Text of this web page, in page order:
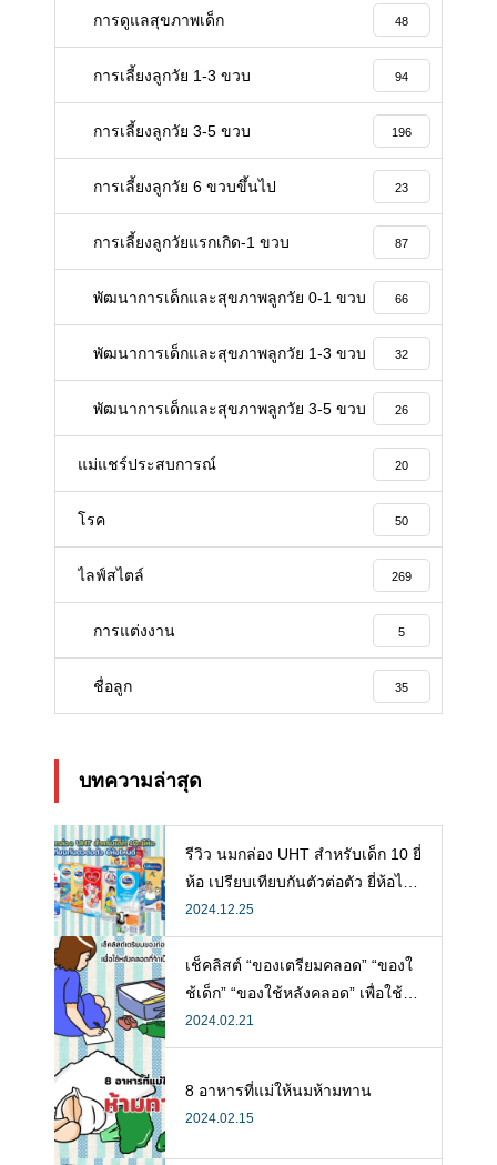
การดูแลสุขภาพเด็ก 48
การเลี้ยงลูกวัย 1-3 ขวบ 94
การเลี้ยงลูกวัย 3-5 ขวบ 196
การเลี้ยงลูกวัย 6 ขวบขึ้นไป 23
การเลี้ยงลูกวัยแรกเกิด-1 ขวบ 87
พัฒนาการเด็กและสุขภาพลูกวัย 0-1 ขวบ 66
พัฒนาการเด็กและสุขภาพลูกวัย 1-3 ขวบ 32
พัฒนาการเด็กและสุขภาพลูกวัย 3-5 ขวบ 26
แม่แชร์ประสบการณ์ 20
โรค 50
ไลฟ์สไตล์ 269
การแต่งงาน 5
ชื่อลูก 35
บทความล่าสุด
รีวิว นมกล่อง UHT สำหรับเด็ก 10 ยี่
ห้อ เปรียบเทียบกันตัวต่อตัว ยี่ห้อไห
นดี พร้อมแนะวิธีการเลือกนมกล่องใ
ห้ลูก
2024.12.25
เช็คลิสต์ “ของเตรียมคลอด” “ของใ
ช้เด็ก” “ของใช้หลังคลอด” เพื่อใช้ห
ลังคลอดที่จำเป็น
2024.02.21
8 อาหารที่แม่ให้นมห้ามทาน
2024.02.15